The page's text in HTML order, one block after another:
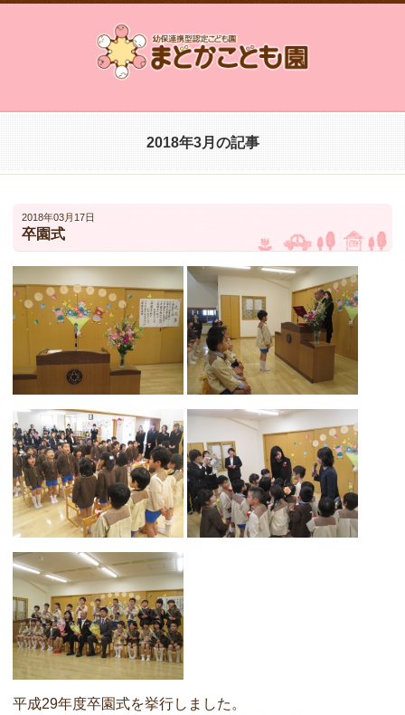
2018年3月の記事
2018年03月17日
卒園式
平成29年度卒園式を挙行しました。